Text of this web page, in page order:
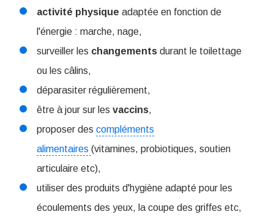
activité physique adaptée en fonction de
l'énergie : marche, nage,
surveiller les changements durant le toilettage
ou les câlins,
déparasiter régulièrement,
être à jour sur les vaccins,
proposer des compléments
alimentaires (vitamines, probiotiques, soutien
articulaire etc),
utiliser des produits d'hygiène adapté pour les
écoulements des yeux, la coupe des griffes etc,